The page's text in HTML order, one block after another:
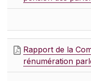
Rapport de la
rénumération